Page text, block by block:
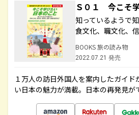
Ｓ０１ 今こそ
知っているようで
食文化、職文化、
BOOKS 旅の読み物
2022.07.21 発売
１万人の訪日外国人を案内したガイ
い日本の魅力が満載。日本の再発見が